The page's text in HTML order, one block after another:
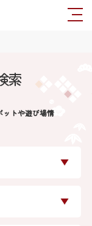
索
ットや遊び場情